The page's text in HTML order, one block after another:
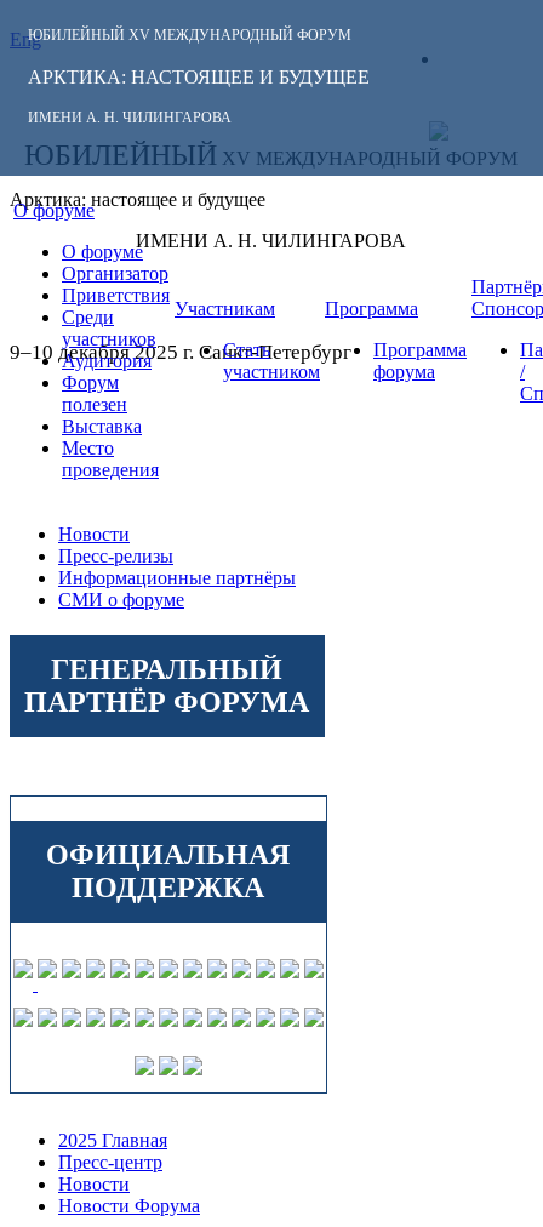
ЮБИЛЕЙНЫЙ XV МЕЖДУНАРОДНЫЙ ФОРУМ
АРКТИКА: НАСТОЯЩЕЕ И БУДУЩЕЕ
ИМЕНИ А. Н. ЧИЛИНГАРОВА
Eng
СЛЕДИТЕ ЗА
НОВОСТЯМИ
ФОРУМА:
ЮБИЛЕЙНЫЙ XV МЕЖДУНАРОДНЫЙ ФОРУМ
Арктика: настоящее и будущее
ИМЕНИ А. Н. ЧИЛИНГАРОВА
9–10 декабря 2025 г. Санкт-Петербург
О форуме
О форуме
Организатор
Приветствия
Среди
участников
Аудитория
Форум
полезен
Выставка
Место
проведения
Участникам
Стать
участником
Программа
Программа
форума
/
Новости
Пресс-релизы
Информационные партнёры
СМИ о форуме
ГЕНЕРАЛЬНЫЙ
ПАРТНЁР ФОРУМА
ОФИЦИАЛЬНАЯ
ПОДДЕРЖКА
2025 Главная
Пресс-центр
Новости
Новости Форума